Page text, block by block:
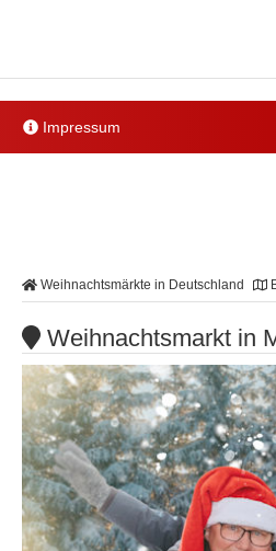
Impressum
Weihnachtsmärkte in Deutschland
Weihnachtsmarkt in